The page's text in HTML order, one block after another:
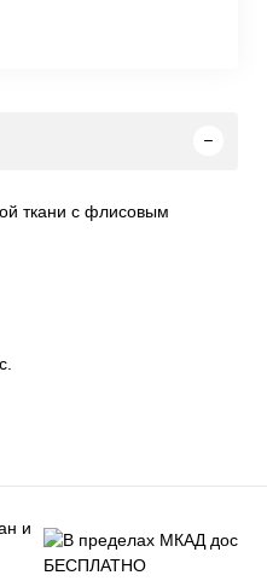
ткани с флисовым